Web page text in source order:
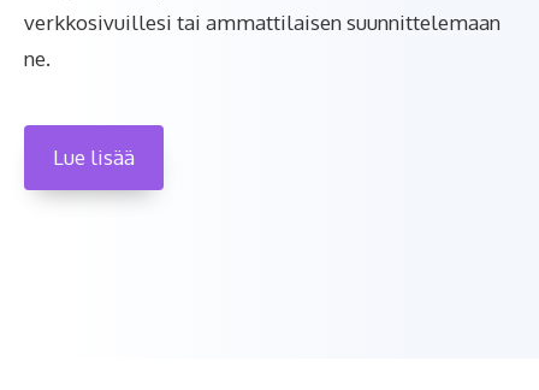
verkkosivuillesi tai ammattilaisen suunnittelemaan
ne.
Lue lisää